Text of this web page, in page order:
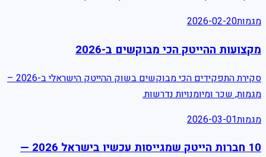
מגמות2026-02-20
מקצועות ההייטק הכי מבוקשים ב-2026
סקירת התפקידים הכי מבוקשים בשוק ההייטק הישראלי ב-2026 –
מגמות, שכר ומיומנויות נדרשות.
מגמות2026-03-01
10 חברות הייטק שמגייסות עכשיו בישראל 2026 —